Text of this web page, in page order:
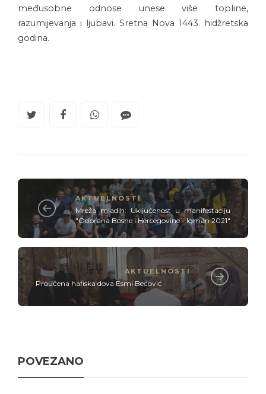
međusobne odnose unese više topline,
razumijevanja i ljubavi. Sretna Nova 1443. hidžretska
godina.
AKTUELNOSTI
Mreža mladih: Uključenost u manifestaciju
"Odbrana Bosne i Hercegovine - Igman 2021"
AKTUELNOSTI
Proučena hafiska dova Esmi Bećović
POVEZANO